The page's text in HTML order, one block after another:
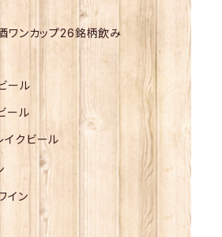
ワンカップ26銘柄飲み
ール
ール
イクビール
イン